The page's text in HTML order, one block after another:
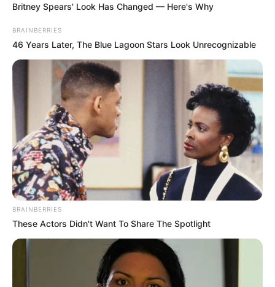
verso do tecido. Caso a tinta vaze para o outro
lado, sua mesa estará protegida.
2. Para começar a fazer opuff de tecido, use o
linho estampado nas seguintes medidas: 46,0 cm
x 1,30 m.
Britney Spears' Look Has Changed — Here's Why
BRAINBERRIES
46 Years Later, The Blue Lagoon Stars Look Unrecognizable
BRAINBERRIES
These Actors Didn't Want To Share The Spotlight